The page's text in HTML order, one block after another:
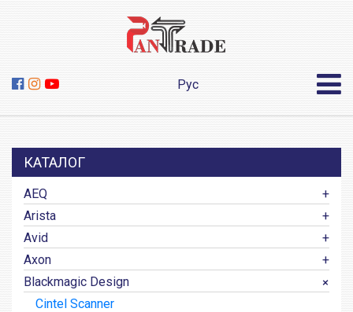
Рус
КАТАЛОГ
AEQ
Arista
Avid
Axon
Blackmagic Design
Cintel Scanner